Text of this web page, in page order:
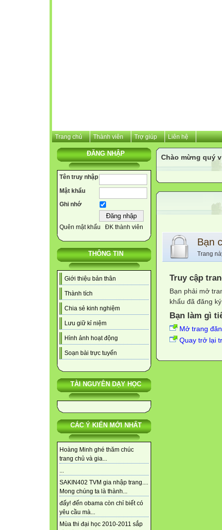
Trang chủ Thành viên Trợ giúp Liên hệ
ĐĂNG NHẬP
Tên truy nhập
Mật khẩu
Ghi nhớ
Quên mật khẩu ĐK thành viên
THÔNG TIN
Giới thiệu bản thân
Thành tích
Chia sẻ kinh nghiệm
Lưu giữ kỉ niệm
Hình ảnh hoạt động
Soạn bài trực tuyến
TÀI NGUYÊN DẠY HỌC
CÁC Ý KIẾN MỚI NHẤT
Hoàng Minh ghé thăm chúc
trang chủ và gia...
...
SAKIN402 TVM gia nhập trang....
Mong chúng ta là thành...
đấy! đến obama còn chỉ biết có
yêu cầu mà...
Mùa thi đại học 2010-2011 sắp
Chào mừng quý
Bạn
Trang
Truy cập
Bạn phải mở
khẩu đã đăng
Bạn làm gì
Mở trang
Quay trở lại